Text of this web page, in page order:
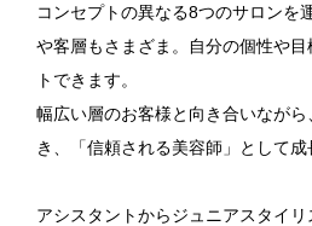
コンセプトの異なる8つのサロンを
や客層もさまざま。自分の個性や
トできます。
幅広い層のお客様と向き合いなが
き、「信頼される美容師」として成
アシスタントからジュニアスタイ